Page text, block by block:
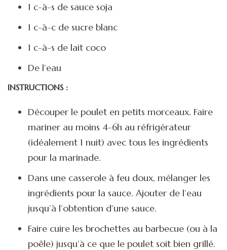
1 c-à-s de sauce soja
1 c-à-c de sucre blanc
1 c-à-s de lait coco
De l’eau
INSTRUCTIONS :
Découper le poulet en petits morceaux. Faire
mariner au moins 4-6h au réfrigérateur
(idéalement 1 nuit) avec tous les ingrédients
pour la marinade.
Dans une casserole à feu doux, mélanger les
ingrédients pour la sauce. Ajouter de l’eau
jusqu’à l’obtention d’une sauce.
Faire cuire les brochettes au barbecue (ou à la
poêle) jusqu’à ce que le poulet soit bien grillé.